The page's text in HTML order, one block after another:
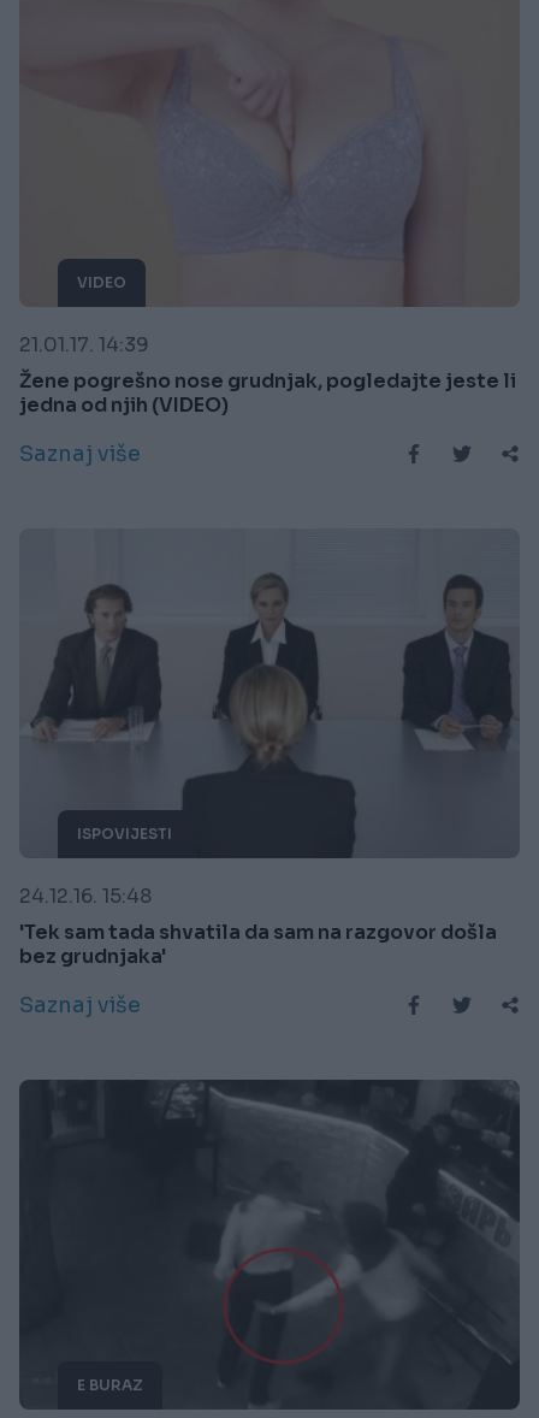
VIDEO
21.01.17. 14:39
Žene pogrešno nose grudnjak, pogledajte jeste li
jedna od njih (VIDEO)
Saznaj više
ISPOVIJESTI
24.12.16. 15:48
'Tek sam tada shvatila da sam na razgovor došla
bez grudnjaka'
Saznaj više
E BURAZ